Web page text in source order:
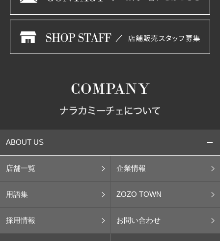
ABOUT US
店舗一覧 企業情報
用語集 ZOZO TOWN
採用情報 お問い合わせ